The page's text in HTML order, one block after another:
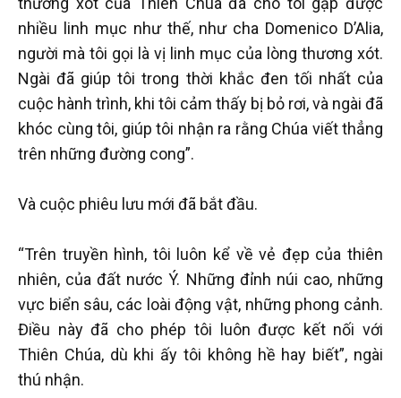
nhiều linh mục như thế, như cha Domenico D’Alia,
người mà tôi gọi là vị linh mục của lòng thương xót.
Ngài đã giúp tôi trong thời khắc đen tối nhất của
cuộc hành trình, khi tôi cảm thấy bị bỏ rơi, và ngài đã
khóc cùng tôi, giúp tôi nhận ra rằng Chúa viết thẳng
trên những đường cong”.
Và cuộc phiêu lưu mới đã bắt đầu.
“Trên truyền hình, tôi luôn kể về vẻ đẹp của thiên
nhiên, của đất nước Ý. Những đỉnh núi cao, những
vực biển sâu, các loài động vật, những phong cảnh.
Điều này đã cho phép tôi luôn được kết nối với
Thiên Chúa, dù khi ấy tôi không hề hay biết”, ngài
thú nhận.